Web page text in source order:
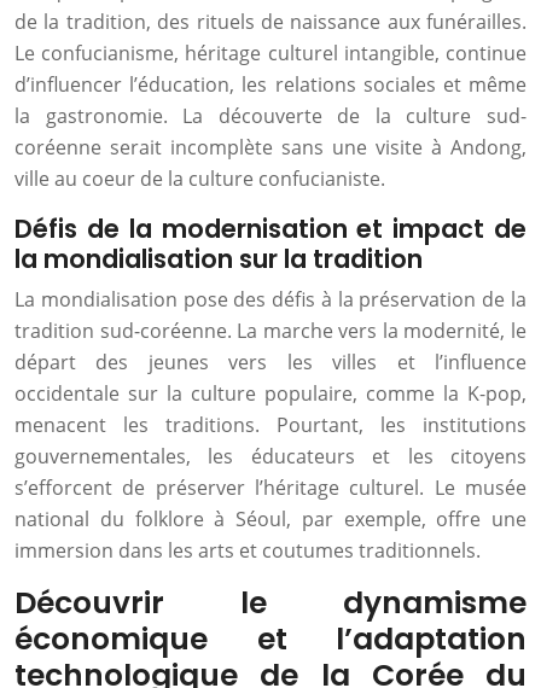
de la tradition, des rituels de naissance aux funérailles.
Le confucianisme, héritage culturel intangible, continue
d’influencer l’éducation, les relations sociales et même
la gastronomie. La découverte de la culture sud-
coréenne serait incomplète sans une visite à Andong,
ville au coeur de la culture confucianiste.
Défis de la modernisation et impact de
la mondialisation sur la tradition
La mondialisation pose des défis à la préservation de la
tradition sud-coréenne. La marche vers la modernité, le
départ des jeunes vers les villes et l’influence
occidentale sur la culture populaire, comme la K-pop,
menacent les traditions. Pourtant, les institutions
gouvernementales, les éducateurs et les citoyens
s’efforcent de préserver l’héritage culturel. Le musée
national du folklore à Séoul, par exemple, offre une
immersion dans les arts et coutumes traditionnels.
Découvrir le dynamisme
économique et l’adaptation
technologique de la Corée du